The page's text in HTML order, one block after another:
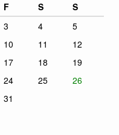
F S
S
3 4
5
10 11
12
17 18
19
24 25
26
31